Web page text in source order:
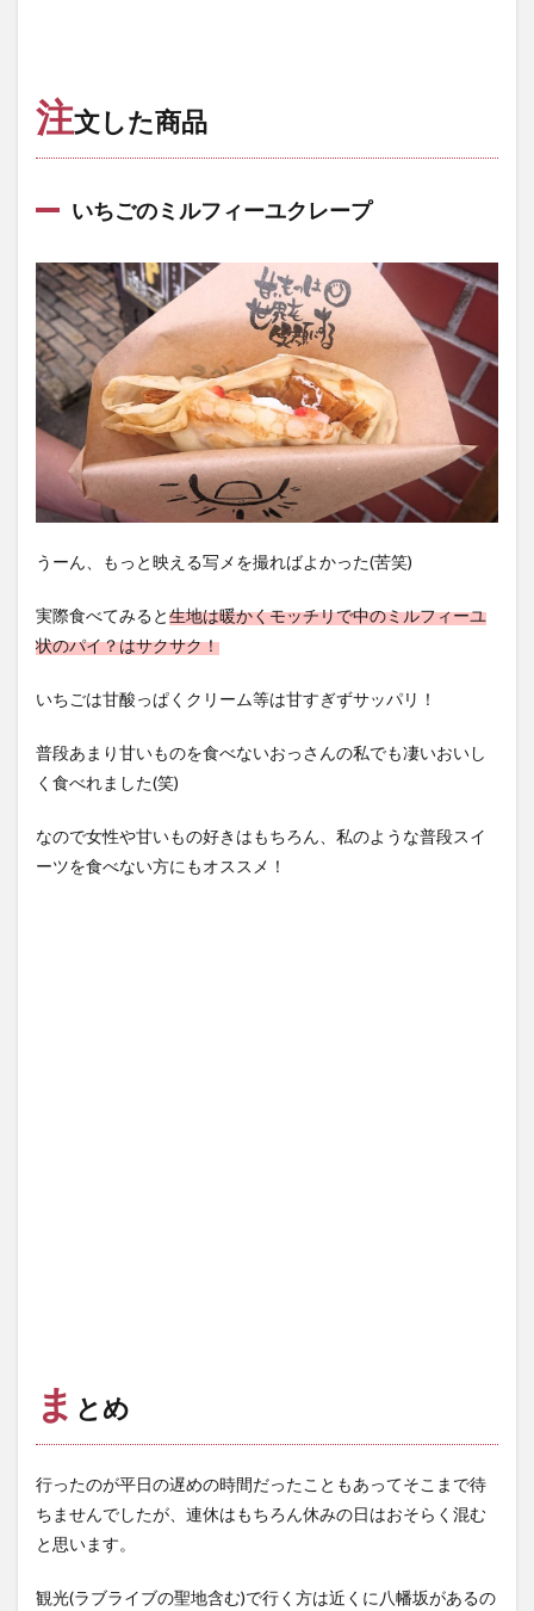
注文した商品
いちごのミルフィーユクレープ
うーん、もっと映える写メを撮ればよかった(苦笑)
実際食べてみると生地は暖かくモッチリで中のミルフィーユ
状のパイ？はサクサク！
いちごは甘酸っぱくクリーム等は甘すぎずサッパリ！
普段あまり甘いものを食べないおっさんの私でも凄いおいし
く食べれました(笑)
なので女性や甘いもの好きはもちろん、私のような普段スイ
ーツを食べない方にもオススメ！
ま とめ
行ったのが平日の遅めの時間だったこともあってそこまで待
ちませんでしたが、連休はもちろん休みの日はおそらく混む
と思います。
観光(ラブライブの聖地含む)で行く方は近くに八幡坂があるの